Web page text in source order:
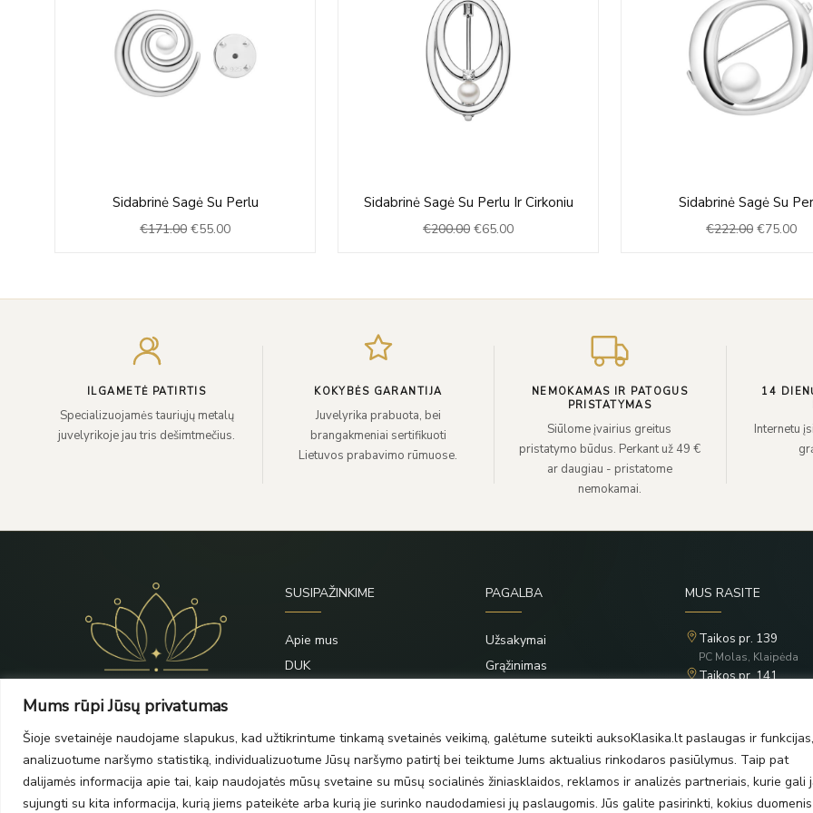
Mums rūpi Jūsų privatumas
Šioje svetainėje naudojame slapukus, kad užtikrintume tinkamą svetainės veikimą, galėtume suteikti auksoKlasika.lt paslaugas ir funkcijas,
analizuotume naršymo statistiką, individualizuotume Jūsų naršymo patirtį bei teiktume Jums aktualius rinkodaros pasiūlymus. Taip pat
dalijamės informacija apie tai, kaip naudojatės mūsų svetaine su mūsų socialinės žiniasklaidos, reklamos ir analizės partneriais, kurie gali
sujungti su kita informacija, kurią jiems pateikėte arba kurią jie surinko naudodamiesi jų paslaugomis. Jūs galite pasirinkti, kokius duomenis
Sidabrinė Sagė Su Perlu
€171.00
price
was:
€55.00
price
is:
Sidabrinė Sagė Su Perlu Ir Cirkoniu
€200.00
price
was:
€65.00
price
is:
Sidabrinė Sagė Su
€222.00
price
was:
€75.00is:
ILGAMETĖ PATIRTIS
Specializuojamės tauriųjų metalų
juvelyrikoje jau tris dešimtmečius.
KOKYBĖS GARANTIJA
Juvelyrika prabuota, bei
brangakmeniai sertifikuoti
Lietuvos prabavimo rūmuose.
NEMOKAMAS IR PATOGUS
PRISTATYMAS
Siūlome įvairius greitus
pristatymo būdus. Perkant už 49 €
ar daugiau - pristatome
nemokamai.
14
Internetu
SUSIPAŽINKIME
Apie mus
DUK
Kontaktai
PAGALBA
Užsakymai
Grąžinimas
MUS RASITE
Taikos pr. 139
PC Molas, Klaipėda
Taikos pr. 141
PC Banginis, Klaipėda